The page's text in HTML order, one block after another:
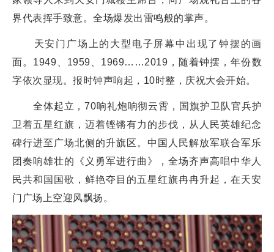
界代表挥手致意。全场爆发出雷鸣般的掌声。
天安门广场上的大型电子屏幕中出现了钟摆的画
面。1949、1959、1969……2019，随着钟摆，年份数
字依次显现。报时钟声响起，10时整，庆祝大会开始。
全体起立，70响礼炮响彻云霄，国旗护卫队官兵护
卫着五星红旗，迈着铿锵有力的步伐，从人民英雄纪念
碑行进至广场北侧的升旗区。中国人民解放军联合军乐
团奏响雄壮的《义勇军进行曲》，全场齐声高唱中华人
民共和国国歌，鲜艳夺目的五星红旗冉冉升起，在天安
门广场上空迎风飘扬。